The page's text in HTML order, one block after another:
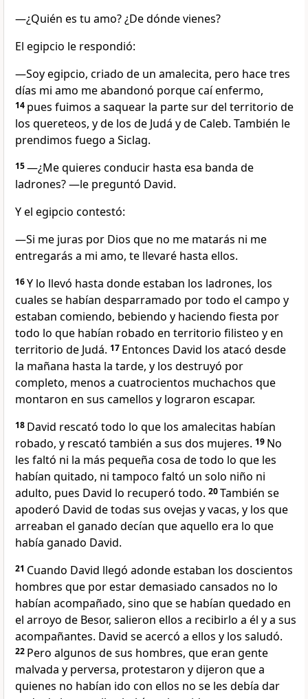
—¿Quién es tu amo? ¿De dónde vienes?
El egipcio le respondió:
—Soy egipcio, criado de un amalecita, pero hace tres
días mi amo me abandonó porque caí enfermo,
14 pues fuimos a saquear la parte sur del territorio de
los quereteos, y de los de Judá y de Caleb. También le
prendimos fuego a Siclag.
15—¿Me quieres conducir hasta esa banda de
ladrones? —le preguntó David.
Y el egipcio contestó:
—Si me juras por Dios que no me matarás ni me
entregarás a mi amo, te llevaré hasta ellos.
16Y lo llevó hasta donde estaban los ladrones, los
cuales se habían desparramado por todo el campo y
estaban comiendo, bebiendo y haciendo fiesta por
todo lo que habían robado en territorio filisteo y en
territorio de Judá. 17 Entonces David los atacó desde
la mañana hasta la tarde, y los destruyó por
completo, menos a cuatrocientos muchachos que
montaron en sus camellos y lograron escapar.
18 David rescató todo lo que los amalecitas habían
robado, y rescató también a sus dos mujeres. 19 No
les faltó ni la más pequeña cosa de todo lo que les
habían quitado, ni tampoco faltó un solo niño ni
adulto, pues David lo recuperó todo. 20También se
apoderó David de todas sus ovejas y vacas, y los que
arreaban el ganado decían que aquello era lo que
había ganado David.
21 Cuando David llegó adonde estaban los doscientos
hombres que por estar demasiado cansados no lo
habían acompañado, sino que se habían quedado en
el arroyo de Besor, salieron ellos a recibirlo a él y a sus
acompañantes. David se acercó a ellos y los saludó.
22 Pero algunos de sus hombres, que eran gente
malvada y perversa, protestaron y dijeron que a
quienes no habían ido con ellos no se les debía dar